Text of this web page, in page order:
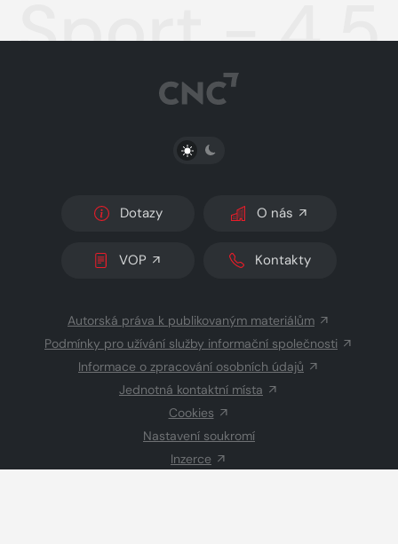
Sport -
PŘEPNOUT SVĚTLÝ/TMAVÝ REŽIM
Dotazy O nás
VOP Kontakty
Autorská práva k publikovaným materiálům
Podmínky pro užívání služby informační společnosti
Informace o zpracování osobních údajů
Jednotná kontaktní místa
Cookies
Nastavení soukromí
Inzerce